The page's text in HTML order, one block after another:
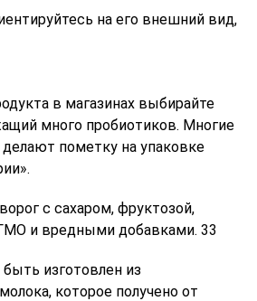
на его внешний вид,
в магазинах выбирайте
много пробиотиков. Многие
делают пометку на упаковке
с сахаром, фруктозой,
и вредными добавками. 33
изготовлен из
которое получено от